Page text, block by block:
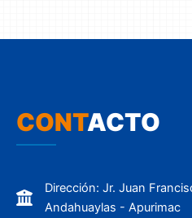
CONTACTO
Dirección: Jr. Juan
Andahuaylas - Apurimac